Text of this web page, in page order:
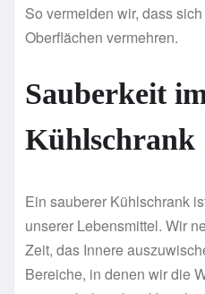
So vermeiden wir, dass
Oberflächen vermehren.
Sauberkeit
Kühlschrank
Ein sauberer Kühlschrank
unserer Lebensmittel. Wir
Zeit, das Innere
Bereiche, in denen wir die